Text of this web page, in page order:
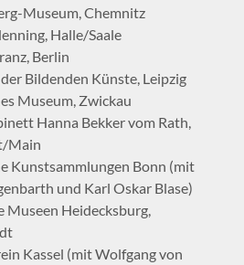
Museum, Chemnitz
Halle/Saale
Berlin
Bildenden Künste, Leipzig
Museum, Zwickau
Hanna Bekker vom Rath,
Main
Kunstsammlungen Bonn (mit
und Karl Oskar Blase)
Museen Heidecksburg,
Kassel (mit Wolfgang von